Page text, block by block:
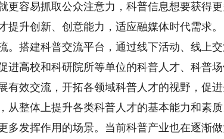
更容易抓取公众注意力，科普信息想要获得
提升创新、创意能力，适应融媒体时代需求。
搭建科普交流平台，通过线下活动、线上交
进高校和科研院所等单位的科普人才、科普
有效交流，开拓各领域科普人才的视野，促
从整体上提升各类科普人才的基本能力和素质
发挥作用的场景。当前科普产业也在逐渐做